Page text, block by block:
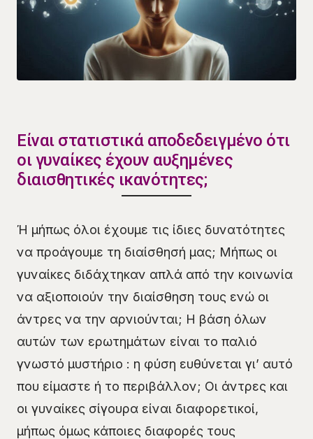
Είναι στατιστικά αποδεδειγμένο ότι
οι γυναίκες έχουν αυξημένες
διαισθητικές ικανότητες;
Ή μήπως όλοι έχουμε τις ίδιες δυνατότητες
να προάγουμε τη διαίσθησή μας; Μήπως οι
γυναίκες διδάχτηκαν απλά από την κοινωνία
να αξιοποιούν την διαίσθηση τους ενώ οι
άντρες να την αρνιούνται; Η βάση όλων
αυτών των ερωτημάτων είναι το παλιό
γνωστό μυστήριο : η φύση ευθύνεται γι’ αυτό
που είμαστε ή το περιβάλλον; Οι άντρες και
οι γυναίκες σίγουρα είναι διαφορετικοί,
μήπως όμως κάποιες διαφορές τους